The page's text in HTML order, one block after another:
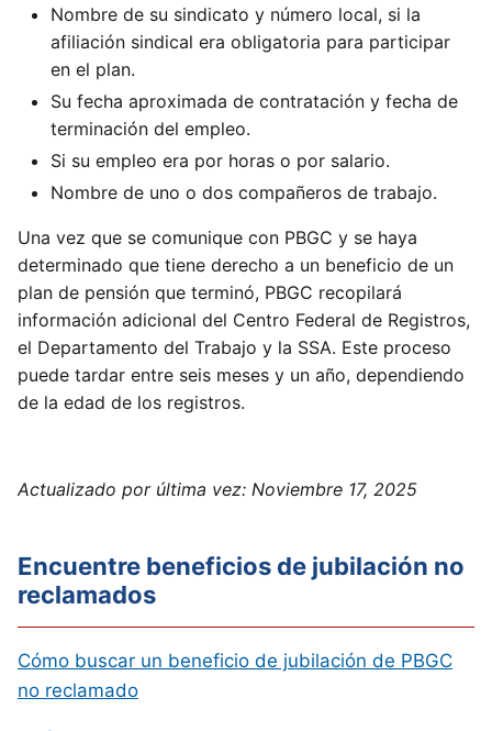
Nombre de su sindicato y número local, si la
afiliación sindical era obligatoria para participar
en el plan.
Su fecha aproximada de contratación y fecha de
terminación del empleo.
Si su empleo era por horas o por salario.
Nombre de uno o dos compañeros de trabajo.
Una vez que se comunique con PBGC y se haya
determinado que tiene derecho a un beneficio de un
plan de pensión que terminó, PBGC recopilará
información adicional del Centro Federal de Registros,
el Departamento del Trabajo y la SSA. Este proceso
puede tardar entre seis meses y un año, dependiendo
de la edad de los registros.
Actualizado por última vez: Noviembre 17, 2025
Encuentre beneficios de jubilación no
reclamados
Cómo buscar un beneficio de jubilación de PBGC
no reclamado